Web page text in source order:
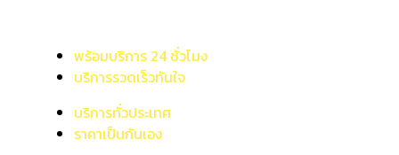
พร้อมบริการ 24 ชั่วโมง
บริการรวดเร็วทันใจ
บริการทั่วประเทศ
ราคาเป็นกันเอง